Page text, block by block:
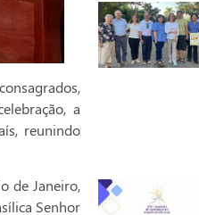
a
reunindo
de Janeiro,
Senhor